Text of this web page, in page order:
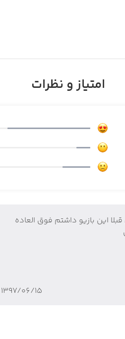
games, combining
امتیاز و نظرات
این بازیو داشتم‌ فوق العاده
۱۳۹۷/۰۶/۱۵